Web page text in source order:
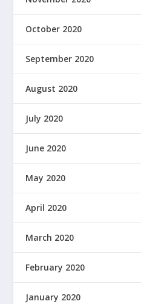
October 2020
September 2020
August 2020
July 2020
June 2020
May 2020
April 2020
March 2020
February 2020
January 2020